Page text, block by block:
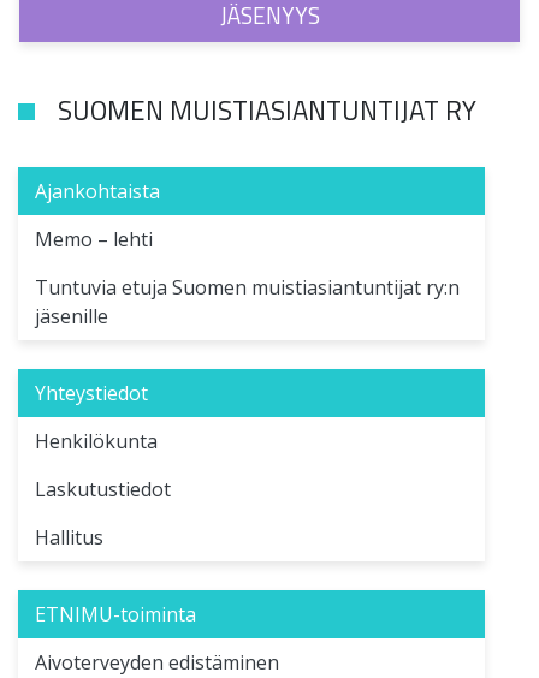
JÄSENYYS
SUOMEN MUISTIASIANTUNTIJAT RY
Ajankohtaista
Memo – lehti
Tuntuvia etuja Suomen muistiasiantuntijat ry:n
jäsenille
Yhteystiedot
Henkilökunta
Laskutustiedot
Hallitus
ETNIMU-toiminta
Aivoterveyden edistäminen